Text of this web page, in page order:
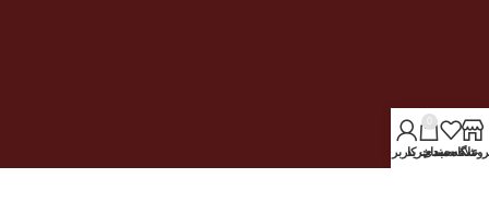
علاقه مندی
سبد خرید
حساب کاربری من